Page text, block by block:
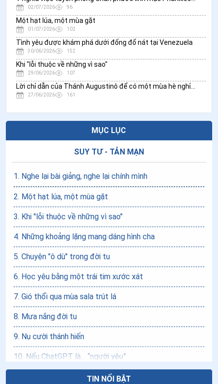
02/07/2026 96
Một hạt lúa, một mùa gặt
01/07/2026 102
Tình yêu được khám phá dưới đống đổ nát tại Venezuela
30/06/2026 152
Khi "lỗi thuộc về những vì sao"
29/06/2026 107
27/06/2026 161
MỤC LỤC
SUY TƯ - TẢN MẠN
1. Nghe lại bài giảng, nghe lại chính mình
2. Một hạt lúa, một mùa gặt
3. Khi "lỗi thuộc về những vì sao"
4. Những khoảng lặng mang dáng hình cha
5. Chuyện "ô dù" trong đời tu
6. Học yêu bằng một trái tim xước xát
7. Gió thổi qua mùa sala trút lá
8. Mưa nắng đời tu
9. Nụ cười thánh hiến
10 Nếu ChatGPT là… “người yêu”
Chuyến tàu tuổi trẻ và sân ga của mẹ
TIN NỔI BẬT